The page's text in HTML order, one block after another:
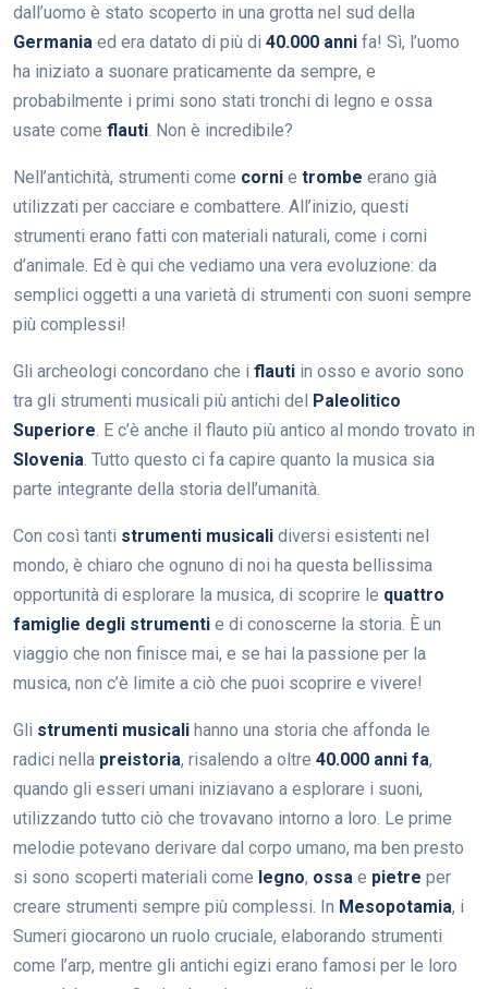
dall’uomo è stato scoperto in una grotta nel sud della
Germania ed era datato di più di 40.000 anni fa! Sì, l’uomo
ha iniziato a suonare praticamente da sempre, e
probabilmente i primi sono stati tronchi di legno e ossa
usate come flauti. Non è incredibile?
Nell’antichità, strumenti come corni e trombe erano già
utilizzati per cacciare e combattere. All’inizio, questi
strumenti erano fatti con materiali naturali, come i corni
d’animale. Ed è qui che vediamo una vera evoluzione: da
semplici oggetti a una varietà di strumenti con suoni sempre
più complessi!
Gli archeologi concordano che i flauti in osso e avorio sono
tra gli strumenti musicali più antichi del
Paleolitico
Superiore. E c’è anche il flauto più antico al mondo trovato in
Slovenia. Tutto questo ci fa capire quanto la musica sia
parte integrante della storia dell’umanità.
Con così tanti strumenti musicali diversi esistenti nel
mondo, è chiaro che ognuno di noi ha questa bellissima
opportunità di esplorare la musica, di scoprire le quattro
famiglie degli strumenti e di conoscerne la storia. È un
viaggio che non finisce mai, e se hai la passione per la
musica, non c’è limite a ciò che puoi scoprire e vivere!
Gli strumenti musicali hanno una storia che affonda le
radici nella preistoria, risalendo a oltre 40.000 anni fa,
quando gli esseri umani iniziavano a esplorare i suoni,
utilizzando tutto ciò che trovavano intorno a loro. Le prime
melodie potevano derivare dal corpo umano, ma ben presto
si sono scoperti materiali come legno, ossa e pietre per
creare strumenti sempre più complessi. In Mesopotamia, i
Sumeri giocarono un ruolo cruciale, elaborando strumenti
come l’arp, mentre gli antichi egizi erano famosi per le loro